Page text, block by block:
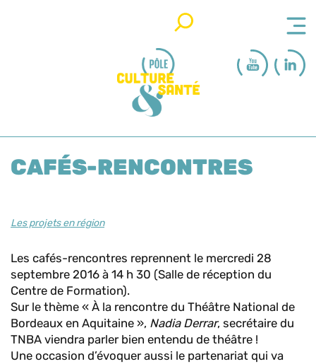
CAFÉS-RENCONTRES
Les projets en région
Les cafés-rencontres reprennent le mercredi 28
septembre 2016 à 14 h 30 (Salle de réception du
Centre de Formation).
Sur le thème « À la rencontre du Théâtre National de
Bordeaux en Aquitaine », Nadia Derrar, secrétaire du
TNBA viendra parler bien entendu de théâtre !
Une occasion d’évoquer aussi le partenariat qui va